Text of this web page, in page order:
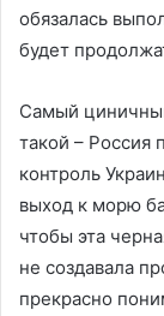
обязалась
будет
Самый
такой – Россия
контроль
выход к морю
чтобы эта
не создавала
прекрасно